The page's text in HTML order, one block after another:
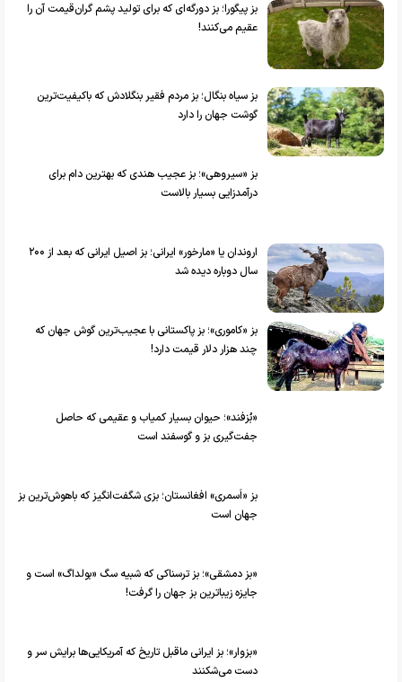
بز پیگورا؛ بز دورگه‌ای که برای تولید پشم گران‌قیمت آن را
عقیم می‌کنند!
بز سیاه بنگال؛ بز مردم فقیر بنگلادش که باکیفیت‌ترین
گوشت جهان را دارد
بز «سیروهی»؛ بز عجیب هندی که بهترین دام برای
درآمدزایی بسیار بالاست
اروندان یا «مارخور» ایرانی؛ بز اصیل ایرانی که بعد از ۲۰۰
سال دوباره دیده شد
بز «کاموری»؛ بز پاکستانی با عجیب‌ترین گوش‌ جهان که
چند هزار دلار قیمت دارد!
«بُزفند»؛ حیوان بسیار کمیاب و عقیمی که حاصل
جفت‌گیری بز و گوسفند است
بز «اَسمری» افغانستان؛ بزی شگفت‌انگیز که باهوش‌ترین بز
جهان است
«بز دمشقی»؛ بز ترسناکی که شبیه سگ «بولداگ» است و
جایزه زیباترین بز جهان را گرفت!
«بزوار»؛ بز ایرانی ماقبل تاریخ که آمریکایی‌ها برایش سر و
دست می‌شکنند